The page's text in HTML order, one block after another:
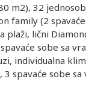
m2), 32
family (2
plaži, lični
sobe sa
individualna
spavaće sobe